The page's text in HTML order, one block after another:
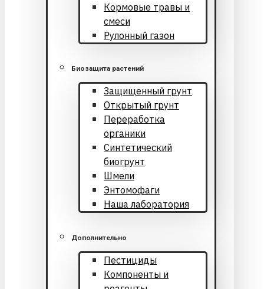
Кормовые травы и
смеси
Рулонный газон
Биозащита растений
Защищенный грунт
Открытый грунт
Переработка
органики
Синтетический
биогрунт
Шмели
Энтомофаги
Наша лаборатория
Дополнительно
Пестициды
Компоненты и